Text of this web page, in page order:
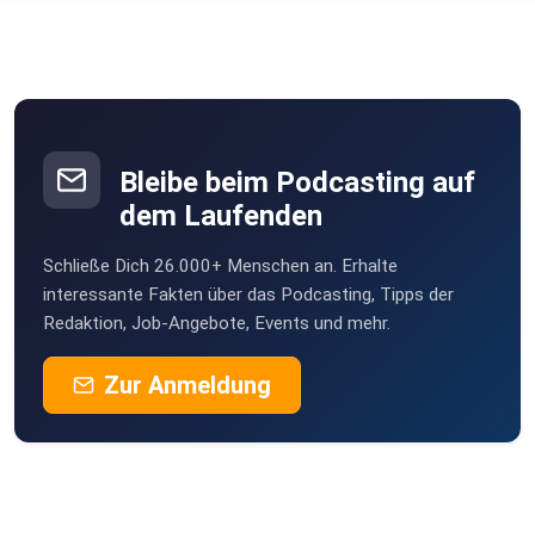
Bleibe beim Podcasting auf
dem Laufenden
Schließe Dich 26.000+ Menschen an. Erhalte
interessante Fakten über das Podcasting, Tipps der
Redaktion, Job-Angebote, Events und mehr.
Zur Anmeldung